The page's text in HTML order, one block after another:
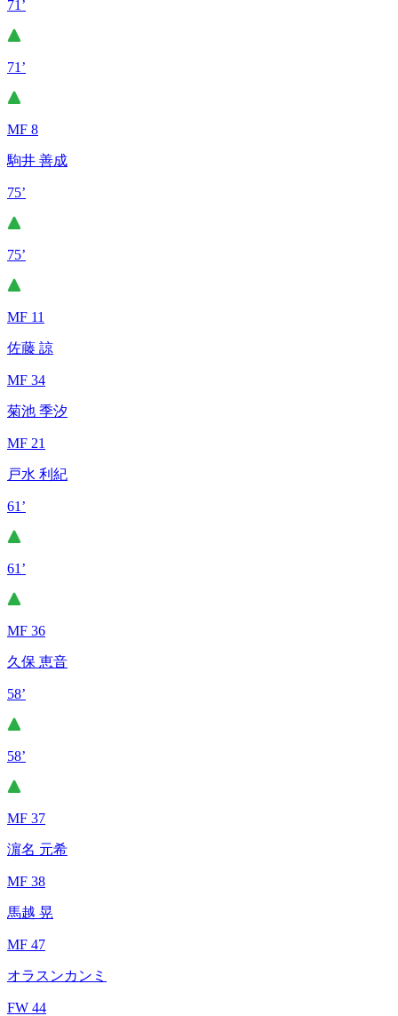
71’
71’
MF 8
駒井 善成
75’
75’
MF 11
佐藤 諒
MF 34
菊池 季汐
MF 21
戸水 利紀
61’
61’
MF 36
久保 恵音
58’
58’
MF 37
濵名 元希
MF 38
馬越 晃
MF 47
オラスンカンミ
FW 44